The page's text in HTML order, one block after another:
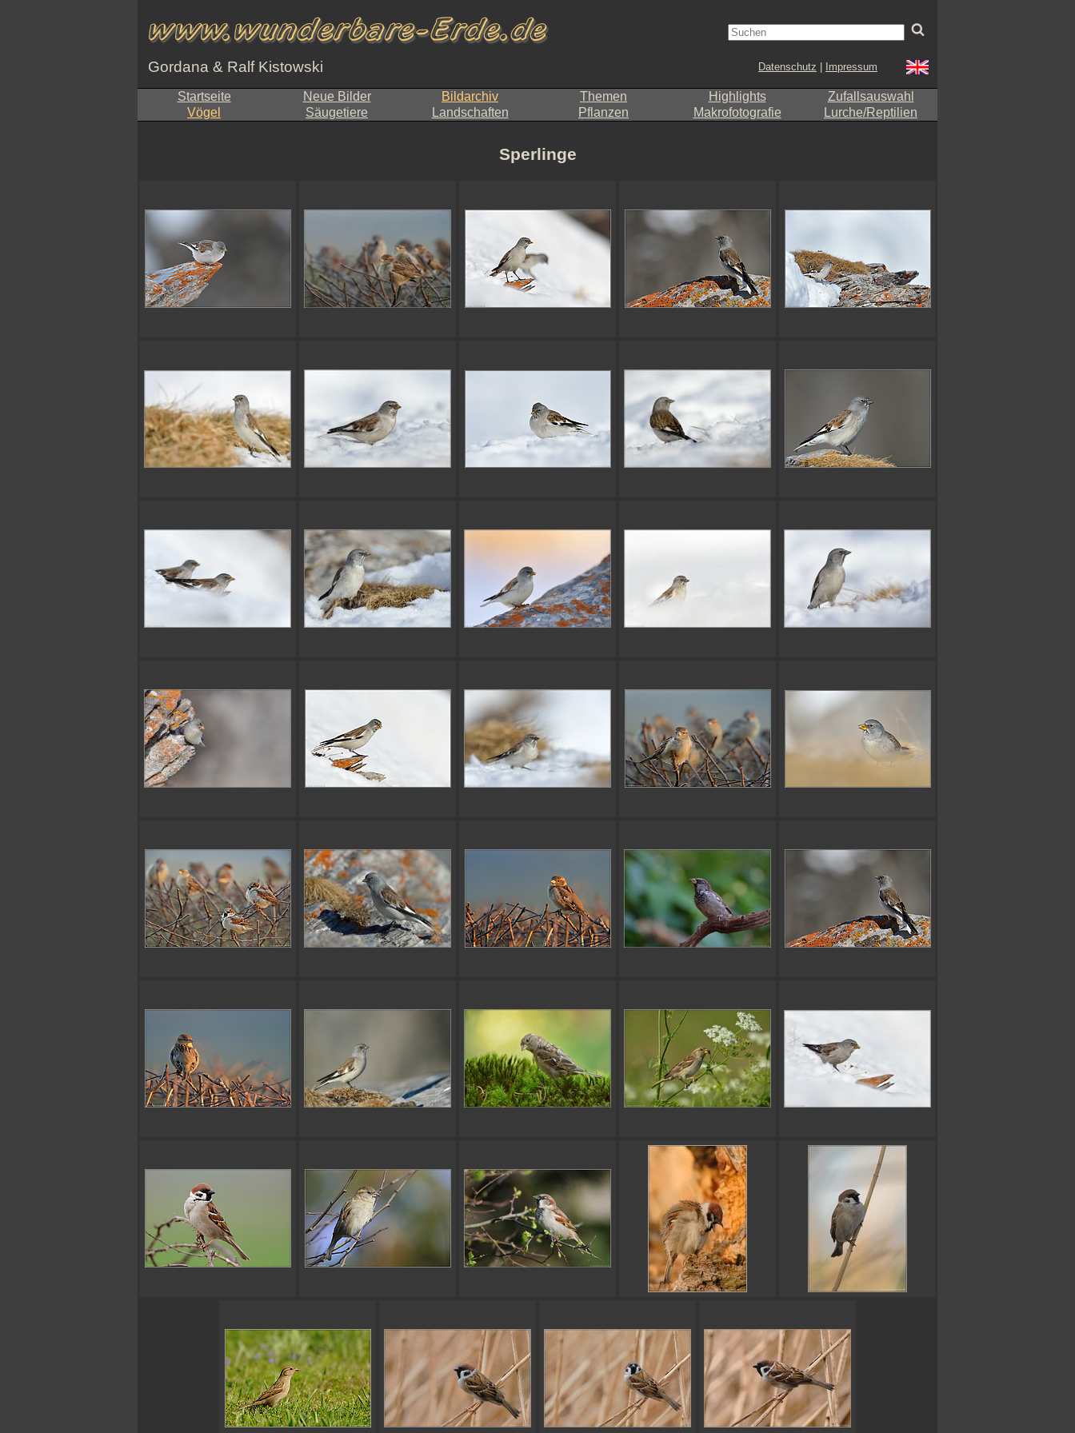
Gordana & Ralf Kistowski Datenschutz Impressum
Startseite Neue Bilder Bildarchiv Themen Highlights
Zufallsauswahl
Vögel
Säugetiere Landschaften Pflanzen Makrofotografie Lurche/Reptilien
Sperlinge